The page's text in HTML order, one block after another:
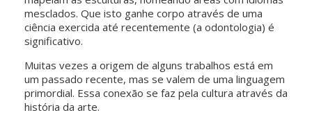
mesclados. Que isto ganhe corpo através de uma
ciência exercida até recentemente (a odontologia) é
significativo.
Muitas vezes a origem de alguns trabalhos está em
um passado recente, mas se valem de uma linguagem
primordial. Essa conexão se faz pela cultura através da
história da arte.